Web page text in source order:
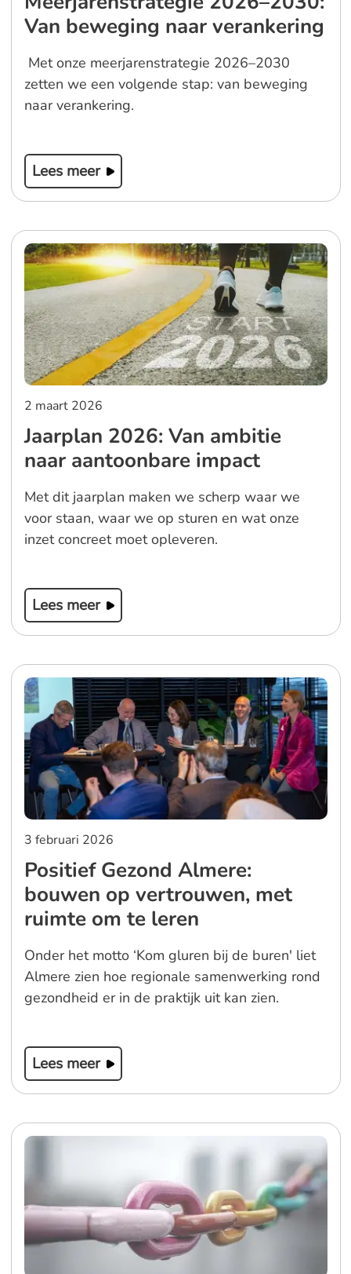
Van beweging naar verankering
Met onze meerjarenstrategie 2026–2030
zetten we een volgende stap: van beweging
naar verankering.
Lees meer
2 maart 2026
Jaarplan 2026: Van ambitie
naar aantoonbare impact
Met dit jaarplan maken we scherp waar we
voor staan, waar we op sturen en wat onze
inzet concreet moet opleveren.
Lees meer
3 februari 2026
Positief Gezond Almere:
bouwen op vertrouwen, met
ruimte om te leren
Onder het motto ‘Kom gluren bij de buren' liet
Almere zien hoe regionale samenwerking rond
gezondheid er in de praktijk uit kan zien.
Lees meer